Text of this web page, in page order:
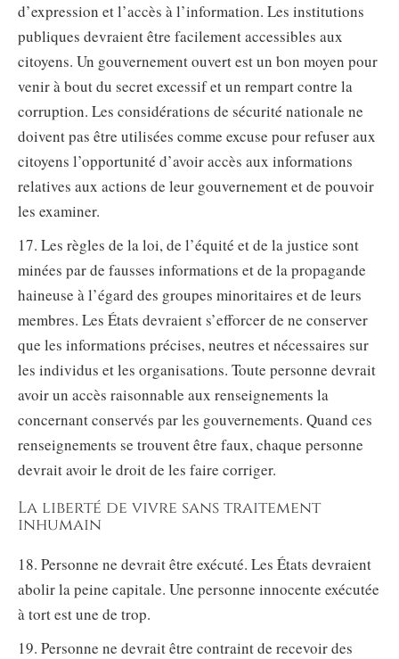
d’expression et l’accès à l’information. Les institutions
publiques devraient être facilement accessibles aux
citoyens. Un gouvernement ouvert est un bon moyen pour
venir à bout du secret excessif et un rempart contre la
corruption. Les considérations de sécurité nationale ne
doivent pas être utilisées comme excuse pour refuser aux
citoyens l’opportunité d’avoir accès aux informations
relatives aux actions de leur gouvernement et de pouvoir
les examiner.
17. Les règles de la loi, de l’équité et de la justice sont
minées par de fausses informations et de la propagande
haineuse à l’égard des groupes minoritaires et de leurs
membres. Les États devraient s’efforcer de ne conserver
que les informations précises, neutres et nécessaires sur
les individus et les organisations. Toute personne devrait
avoir un accès raisonnable aux renseignements la
concernant conservés par les gouvernements. Quand ces
renseignements se trouvent être faux, chaque personne
devrait avoir le droit de les faire corriger.
La liberté de vivre sans traitement
inhumain
18. Personne ne devrait être exécuté. Les États devraient
abolir la peine capitale. Une personne innocente exécutée
à tort est une de trop.
19. Personne ne devrait être contraint de recevoir des